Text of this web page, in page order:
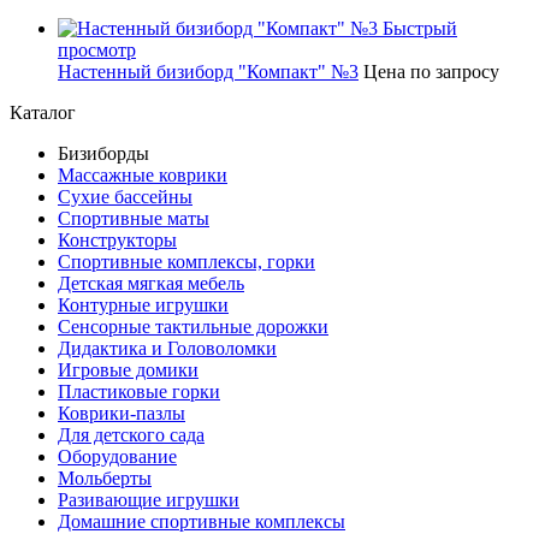
Быстрый
просмотр
Настенный бизиборд "Компакт" №3 Цена по запросу
Каталог
Бизиборды
Массажные коврики
Сухие бассейны
Спортивные маты
Конструкторы
Спортивные комплексы, горки
Детская мягкая мебель
Контурные игрушки
Сенсорные тактильные дорожки
Дидактика и Головоломки
Игровые домики
Пластиковые горки
Коврики-пазлы
Для детского сада
Оборудование
Мольберты
Разивающие игрушки
Домашние спортивные комплексы